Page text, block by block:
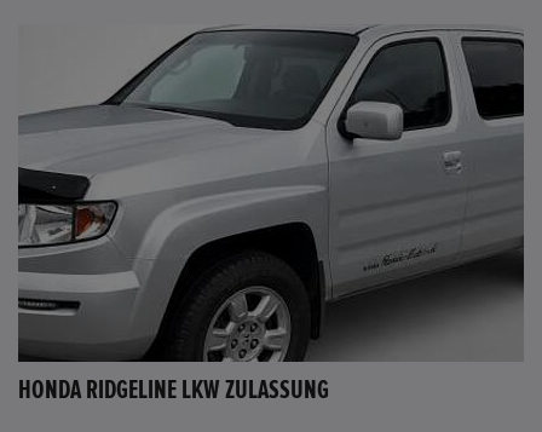
HONDA RIDGELINE LKW ZULASSUNG